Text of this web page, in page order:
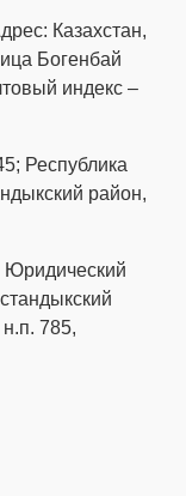
Казахстан,
Богенбай
индекс –
Республика
район,
785,